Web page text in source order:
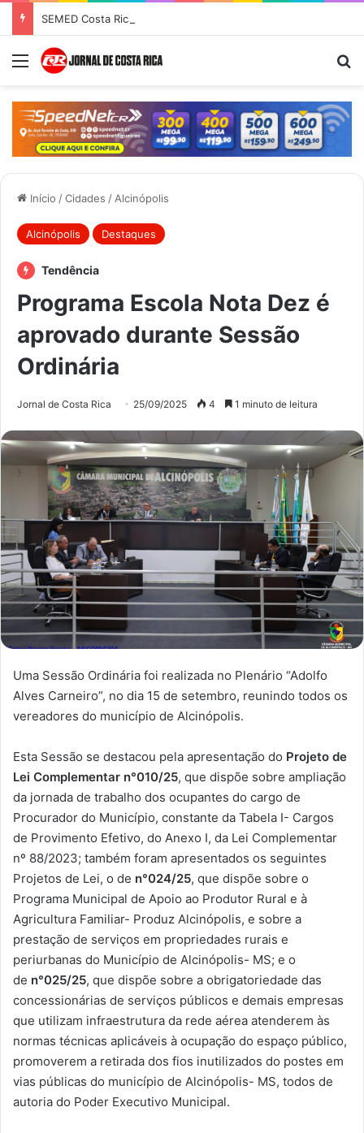
Menu
Início /Cidades / Alcinópolis
Alcinópolis Destaques
Tendência
Programa Escola Nota Dez é
aprovado durante Sessão
Ordinária
Jornal de Costa Rica 25/09/2025 4 1 minuto de leitura
Uma Sessão Ordinária foi realizada no Plenário “Adolfo
Alves Carneiro”, no dia 15 de setembro, reunindo todos os
vereadores do município de Alcinópolis.
Esta Sessão se destacou pela apresentação do Projeto de
Lei Complementar n°010/25, que dispõe sobre ampliação
da jornada de trabalho dos ocupantes do cargo de
Procurador do Município, constante da Tabela I- Cargos
de Provimento Efetivo, do Anexo I, da Lei Complementar
nº 88/2023; também foram apresentados os seguintes
Projetos de Lei, o de n°024/25, que dispõe sobre o
Programa Municipal de Apoio ao Produtor Rural e à
Agricultura Familiar- Produz Alcinópolis, e sobre a
prestação de serviços em propriedades rurais e
periurbanas do Município de Alcinópolis- MS; e o
de n°025/25, que dispõe sobre a obrigatoriedade das
concessionárias de serviços públicos e demais empresas
que utilizam infraestrutura da rede aérea atenderem às
normas técnicas aplicáveis à ocupação do espaço público,
promoverem a retirada dos fios inutilizados do postes em
vias públicas do município de Alcinópolis- MS, todos de
autoria do Poder Executivo Municipal.